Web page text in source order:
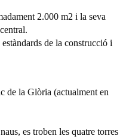
2.000 m2 i la seva
de la construcció i
de la Glòria (actualment en
es troben les quatre torres